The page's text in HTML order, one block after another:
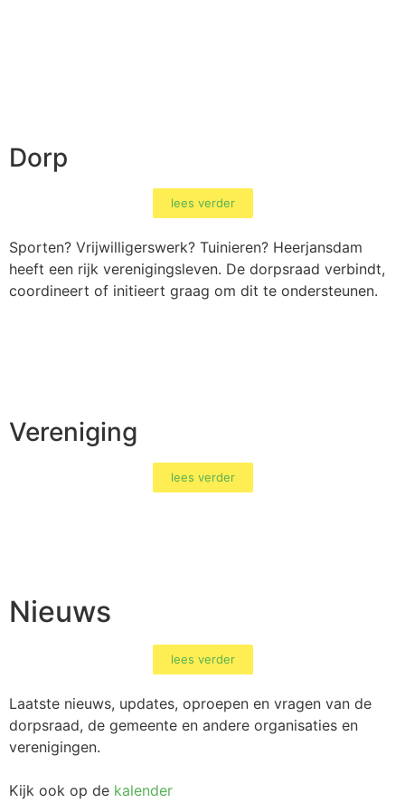
Dorp
lees verder
Vereniging
lees verder
Sporten? Vrijwilligerswerk? Tuinieren? Heerjansdam
heeft een rijk verenigingsleven. De dorpsraad verbindt,
coordineert of initieert graag om dit te ondersteunen.
Laatste nieuws, updates, oproepen en vragen van de
dorpsraad, de gemeente en andere organisaties en
verenigingen.
Kijk ook op de kalender
Nieuws
lees verder